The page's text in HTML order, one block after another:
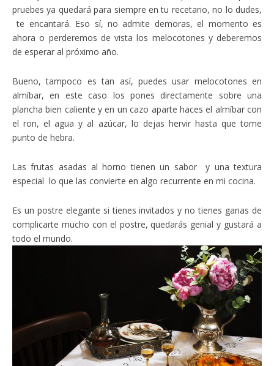
pruebes ya quedará para siempre en tu recetario, no lo dudes,
te encantará. Eso sí, no admite demoras, el momento es
ahora o perderemos de vista los melocotones y deberemos
de esperar al próximo año.
Bueno, tampoco es tan así, puedes usar melocotones en
almíbar, en este caso los pones directamente sobre una
plancha bien caliente y en un cazo aparte haces el almíbar con
el ron, el agua y al azúcar, lo dejas hervir hasta que tome
punto de hebra.
Las frutas asadas al horno tienen un sabor y una textura
especial lo que las convierte en algo recurrente en mi cocina.
Es un postre elegante si tienes invitados y no tienes ganas de
complicarte mucho con el postre, quedarás genial y gustará a
todo el mundo.